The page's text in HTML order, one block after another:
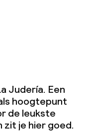
Judería. Een
hoogtepunt
de leukste
je hier goed.